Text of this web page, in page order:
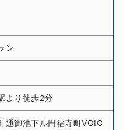
ン
より徒歩2分
通御池下ル円福寺町VOIC